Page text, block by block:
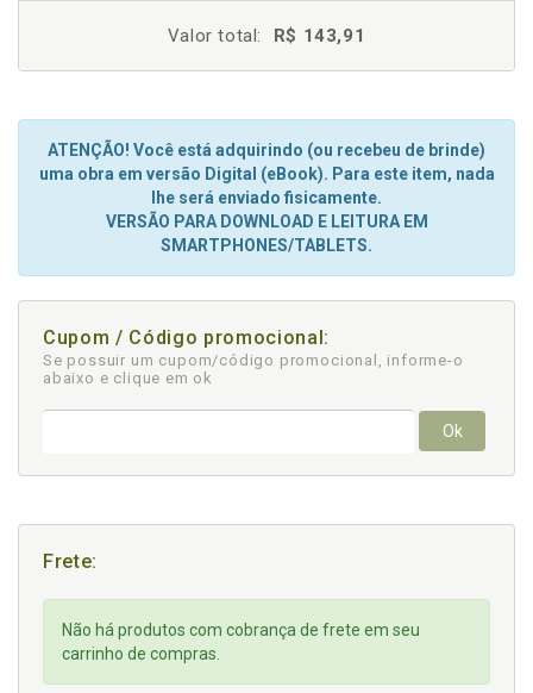
Valor total: R$ 143,91
ATENÇÃO! Você está adquirindo (ou recebeu de brinde)
uma obra em versão Digital (eBook). Para este item, nada
lhe será enviado fisicamente.
VERSÃO PARA DOWNLOAD E LEITURA EM
SMARTPHONES/TABLETS.
Cupom / Código promocional:
Se possuir um cupom/código promocional, informe-o
abaixo e clique em ok
Ok
Frete:
Não há produtos com cobrança de frete em seu
carrinho de compras.